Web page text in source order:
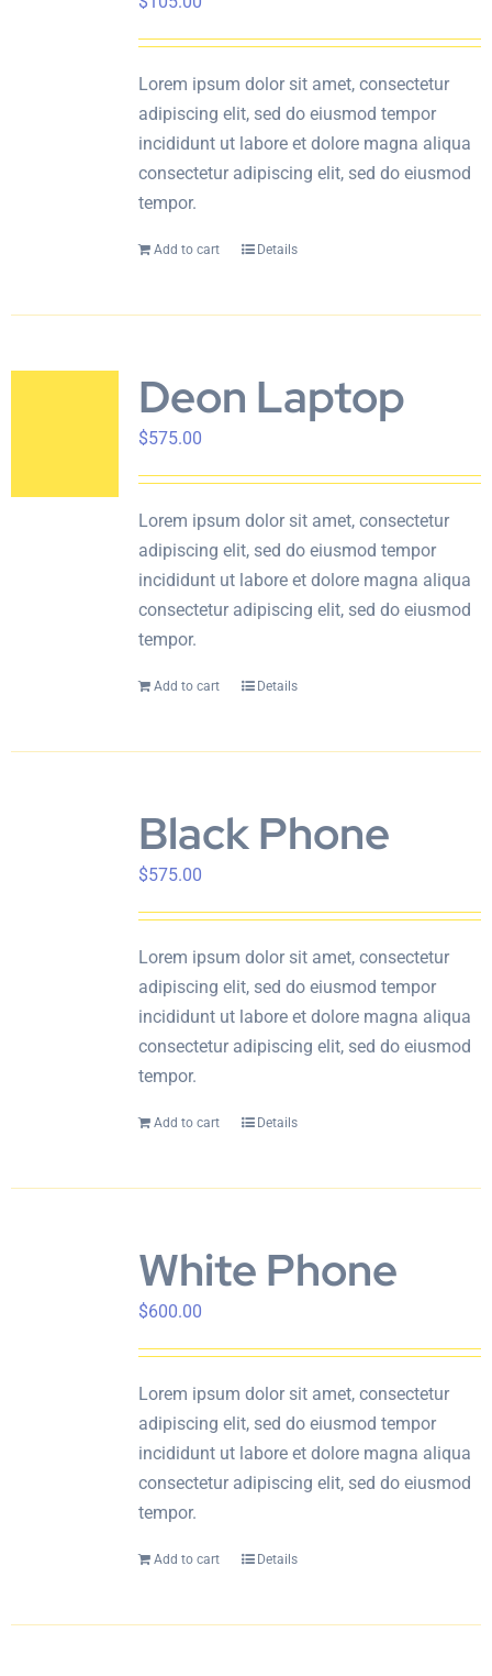
Lorem ipsum dolor sit amet, consectetur
adipiscing elit, sed do eiusmod tempor
incididunt ut labore et dolore magna aliqua
consectetur adipiscing elit, sed do eiusmod
tempor.
Add to cart Details
Deon Laptop
$575.00
Lorem ipsum dolor sit amet, consectetur
adipiscing elit, sed do eiusmod tempor
incididunt ut labore et dolore magna aliqua
consectetur adipiscing elit, sed do eiusmod
tempor.
Add to cart Details
Black Phone
$575.00
Lorem ipsum dolor sit amet, consectetur
adipiscing elit, sed do eiusmod tempor
incididunt ut labore et dolore magna aliqua
consectetur adipiscing elit, sed do eiusmod
tempor.
Add to cart Details
White Phone
$600.00
Lorem ipsum dolor sit amet, consectetur
adipiscing elit, sed do eiusmod tempor
incididunt ut labore et dolore magna aliqua
consectetur adipiscing elit, sed do eiusmod
tempor.
Add to cart Details